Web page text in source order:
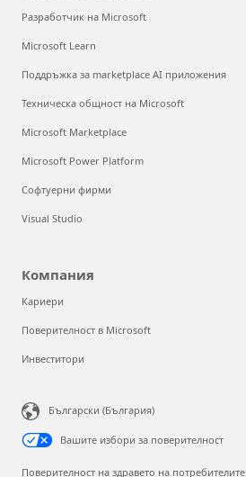
Разработчик на Microsoft
Microsoft Learn
Поддръжка за marketplace AI приложения
Техническа общност на Microsoft
Microsoft Marketplace
Microsoft Power Platform
Софтуерни фирми
Visual Studio
Компания
Кариери
Поверителност в Microsoft
Инвеститори
Български (България)
Вашите избори за поверителност
Поверителност на здравето на потребителите